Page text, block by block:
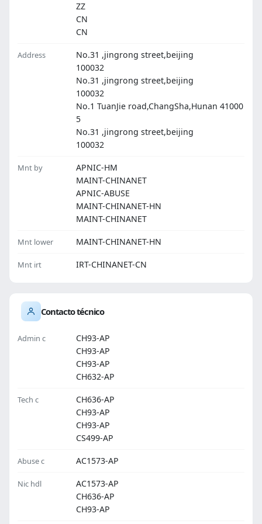
ZZ
CN
CN
Address
No.31 ,jingrong street,beijing
100032
No.31 ,jingrong street,beijing
100032
No.1 TuanJie road,ChangSha,Hunan 41000
5
No.31 ,jingrong street,beijing
100032
Mnt by
APNIC-HM
MAINT-CHINANET
APNIC-ABUSE
MAINT-CHINANET-HN
MAINT-CHINANET
Mnt lower MAINT-CHINANET-HN
Mnt irt IRT-CHINANET-CN
Contacto técnico
Admin c
CH93-AP
CH93-AP
CH93-AP
CH632-AP
Tech c
CH636-AP
CH93-AP
CH93-AP
CS499-AP
Abuse c AC1573-AP
Nic hdl
AC1573-AP
CH636-AP
CH93-AP